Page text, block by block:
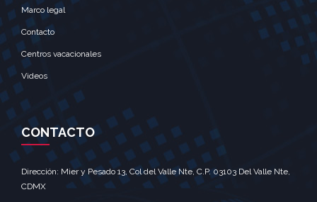
Marco legal
Contacto
Centros vacacionales
Videos
CONTACTO
Dirección: Mier y Pesado 13, Col del Valle Nte, C.P. 03103 Del Valle Nte,
CDMX‎